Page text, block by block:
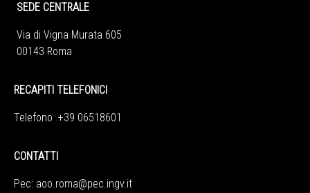
SEDE CENTRALE
Via di Vigna Murata 605
00143 Roma
RECAPITI TELEFONICI
Telefono +39 06518601
CONTATTI
Pec: aoo.roma@pec.ingv.it